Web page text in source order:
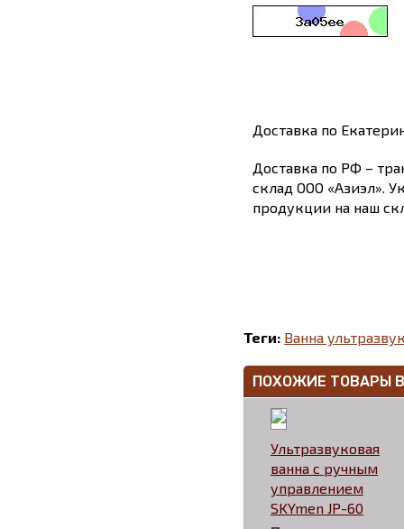
Доставка по
Доставка по РФ –
склад ООО «Азиэл».
продукции на наш
Теги: Ванна
ПОХОЖИЕ ТОВАРЫ
Ультразвуковая
ванна с ручным
управлением
SKYmen JP-60